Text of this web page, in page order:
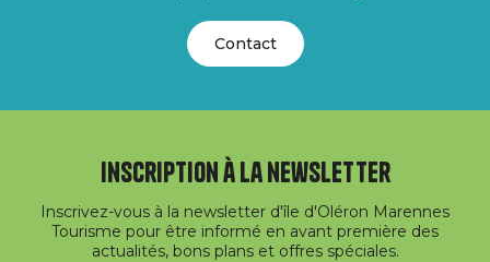
Contact
Inscription à la newsletter
Inscrivez-vous à la newsletter d'île d'Oléron Marennes
Tourisme pour être informé en avant première des
actualités, bons plans et offres spéciales.